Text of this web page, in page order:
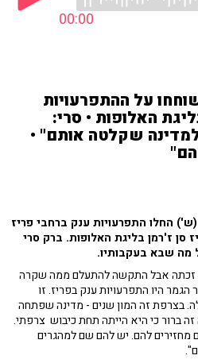
00:00
על ההתפרעויות
האלופות • סרי:
שקלטה אותם" •
החלו התפרעויות ענק ברחבי פריז
סן ז'רמן בליגת האלופות. ברק סרי
מה שבא בעקבותיו.
זכתה אבל התקשה להתעלם ממה שקרה
היו התפרעויות ענק בפריז. זו
בצרפת זה המון שנים - מדינה שפתחה
ברור כי היא הייתה תחת כיבוש צרפתי.
מחזירים להם. יש להם שם למהגרים